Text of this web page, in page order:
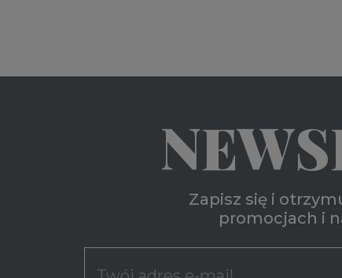
Zapisz się i
promocjach i